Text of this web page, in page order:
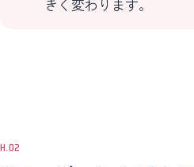
きく変わります。